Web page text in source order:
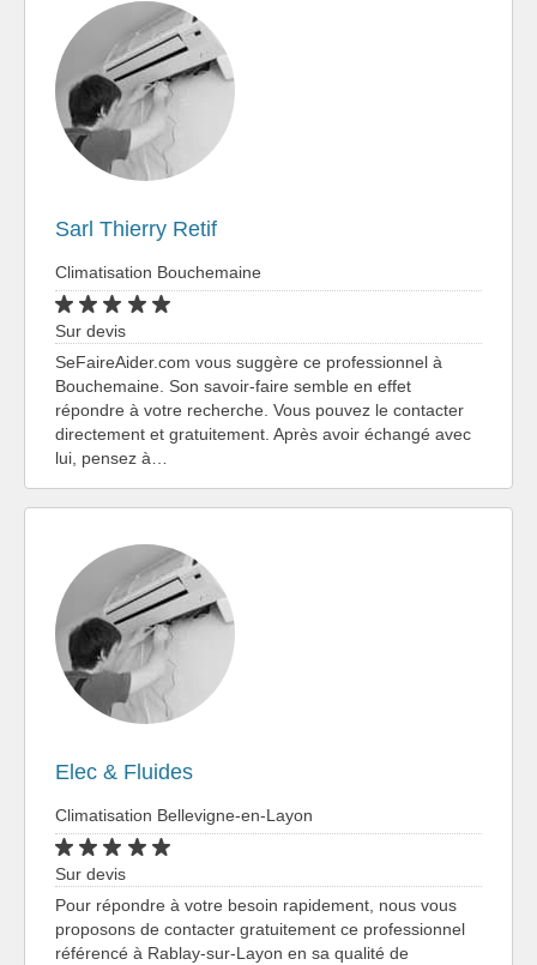
Sarl Thierry Retif
Climatisation Bouchemaine
Sur devis
SeFaireAider.com vous suggère ce professionnel à
Bouchemaine. Son savoir-faire semble en effet
répondre à votre recherche. Vous pouvez le contacter
directement et gratuitement. Après avoir échangé avec
lui, pensez à…
Elec & Fluides
Climatisation Bellevigne-en-Layon
Sur devis
Pour répondre à votre besoin rapidement, nous vous
proposons de contacter gratuitement ce professionnel
référencé à Rablay-sur-Layon en sa qualité de